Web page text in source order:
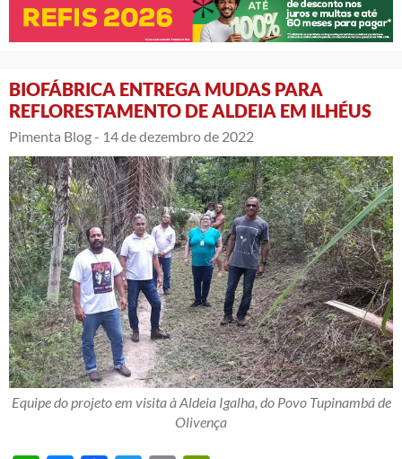
BIOFÁBRICA ENTREGA MUDAS PARA
REFLORESTAMENTO DE ALDEIA EM ILHÉUS
Pimenta Blog - 14 de dezembro de 2022
Equipe do projeto em visita à Aldeia Igalha, do Povo Tupinambá de
Olivença